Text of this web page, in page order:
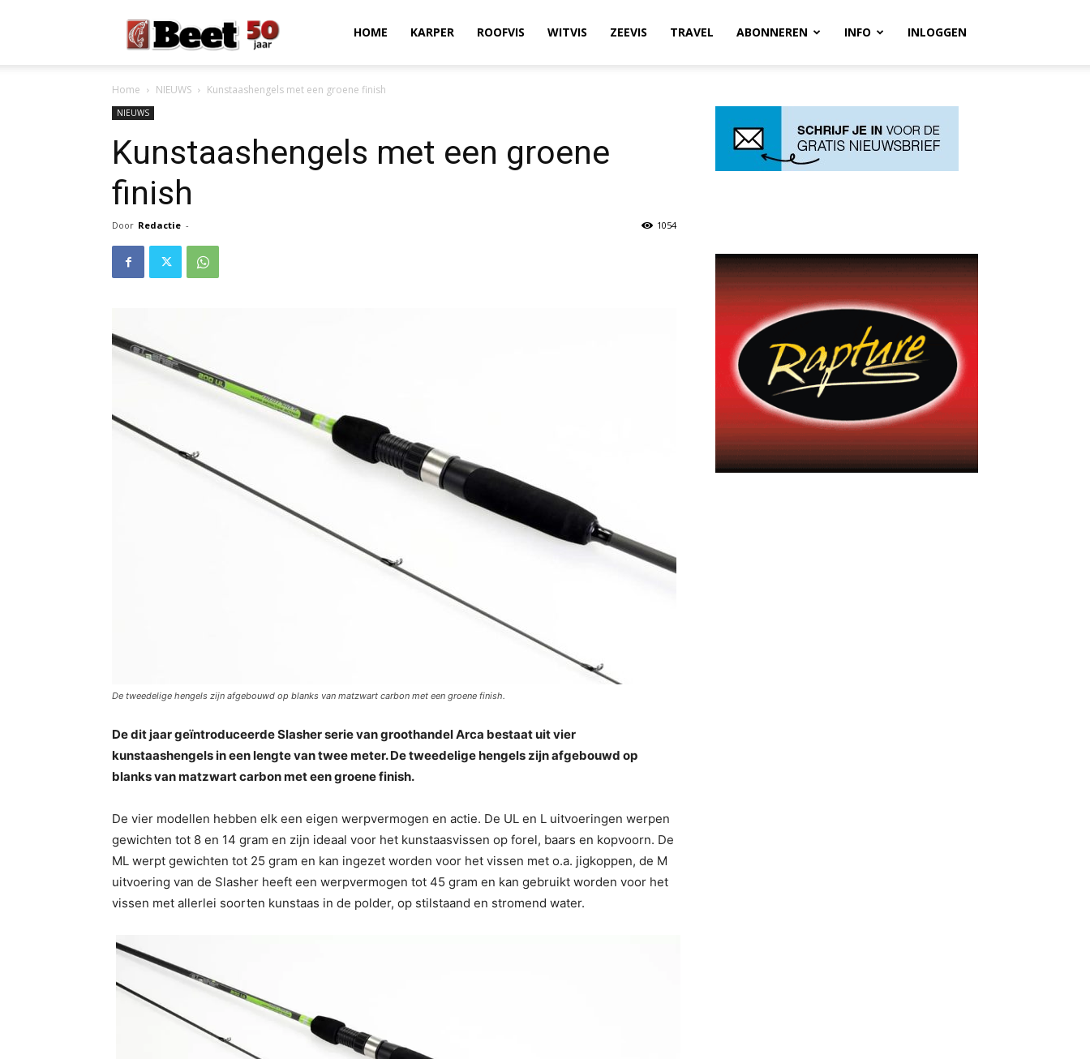
Magazine
HOME KARPER ROOFVIS WITVIS ZEEVIS TRAVEL ABONNEREN INFO INLOGGEN
Home NIEUWS Kunstaashengels met een groene finish
NIEUWS
Kunstaashengels met een groene
finish
Door Redactie - 1054
De tweedelige hengels zijn afgebouwd op blanks van matzwart carbon met een groene finish.
De dit jaar geïntroduceerde Slasher serie van groothandel Arca bestaat uit vier
kunstaashengels in een lengte van twee meter. De tweedelige hengels zijn afgebouwd op
blanks van matzwart carbon met een groene finish.
De vier modellen hebben elk een eigen werpvermogen en actie. De UL en L uitvoeringen werpen
gewichten tot 8 en 14 gram en zijn ideaal voor het kunstaasvissen op forel, baars en kopvoorn. De
ML werpt gewichten tot 25 gram en kan ingezet worden voor het vissen met o.a. jigkoppen, de M
uitvoering van de Slasher heeft een werpvermogen tot 45 gram en kan gebruikt worden voor het
vissen met allerlei soorten kunstaas in de polder, op stilstaand en stromend water.